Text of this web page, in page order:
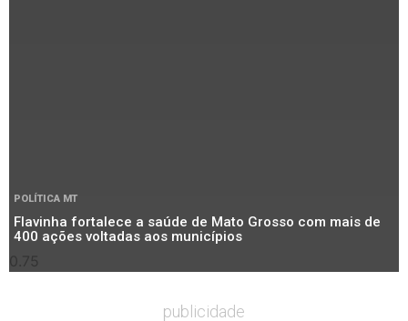
POLÍTICA MT
Flavinha fortalece a saúde de Mato Grosso com mais de
400 ações voltadas aos municípios
publicidade